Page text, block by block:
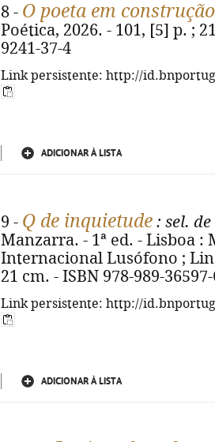
8 - O poeta em construção
Poética, 2026. - 101, [5] p. ;
9241-37-4
Link persistente: http://
ADICIONAR À LISTA
9 - Q de inquietude : sel.
Manzarra. - 1ª ed. - Lisboa
Internacional Lusófono ;
21 cm. - ISBN 978-989-
Link persistente: http://
ADICIONAR À LISTA